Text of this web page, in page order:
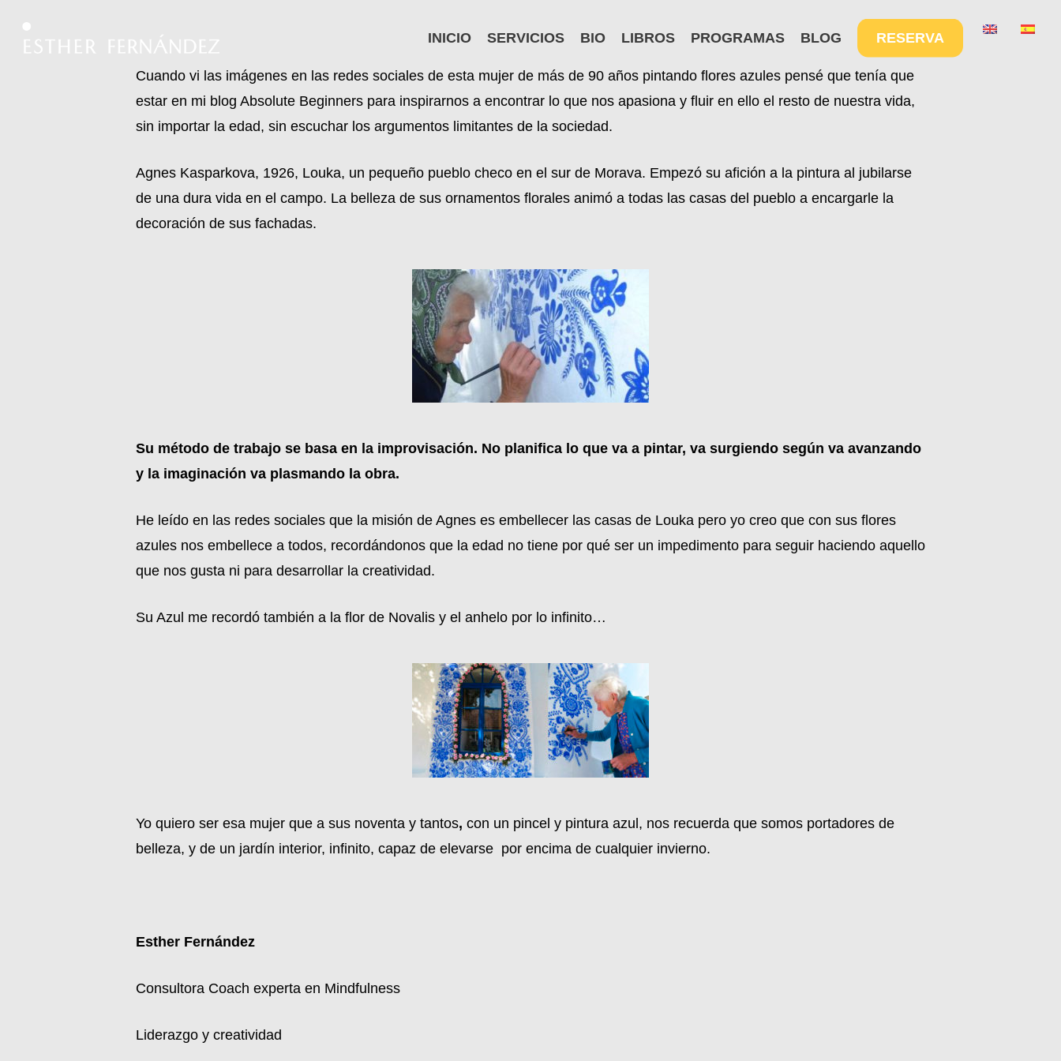
INICIO SERVICIOS BIO LIBROS PROGRAMAS BLOG RESERVA
Cuando vi las imágenes en las redes sociales de esta mujer de más de 90 años pintando flores azules pensé que tenía que
estar en mi blog Absolute Beginners para inspirarnos a encontrar lo que nos apasiona y fluir en ello el resto de nuestra vida,
sin importar la edad, sin escuchar los argumentos limitantes de la sociedad.
Agnes Kasparkova, 1926, Louka, un pequeño pueblo checo en el sur de Morava. Empezó su afición a la pintura al jubilarse
de una dura vida en el campo. La belleza de sus ornamentos florales animó a todas las casas del pueblo a encargarle la
decoración de sus fachadas.
Su método de trabajo se basa en la improvisación. No planifica lo que va a pintar, va surgiendo según va avanzando
y la imaginación va plasmando la obra.
He leído en las redes sociales que la misión de Agnes es embellecer las casas de Louka pero yo creo que con sus flores
azules nos embellece a todos, recordándonos que la edad no tiene por qué ser un impedimento para seguir haciendo aquello
que nos gusta ni para desarrollar la creatividad.
Su Azul me recordó también a la flor de Novalis y el anhelo por lo infinito…
Yo quiero ser esa mujer que a sus noventa y tantos, con un pincel y pintura azul, nos recuerda que somos portadores de
belleza, y de un jardín interior, infinito, capaz de elevarse por encima de cualquier invierno.
Esther Fernández
Consultora Coach experta en Mindfulness
Liderazgo y creatividad